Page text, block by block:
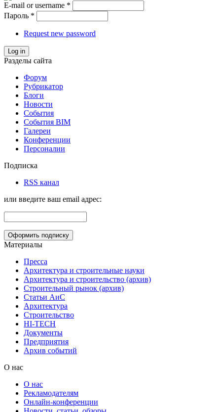
E-mail or username *
Пароль *
Request new password
Log in
Разделы сайта
Форум
Рубрикатор
Блоги
Новости
События
События BIM
Галереи
Конференции
Персоналии
Подписка
RSS канал
или введите ваш email адрес:
Материалы
Пресса
Архитектура и строительные науки
Архитектура и строительство (архив)
Строительный рынок (архив)
Статьи АиС
Архитектура
Строительство
HI-TECH
Документы
Предприятия
Архив событий
О нас
О нас
Рекламодателям
Онлайн-конференции